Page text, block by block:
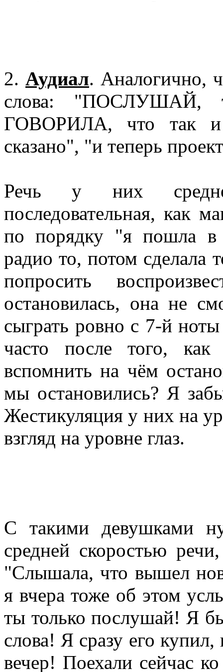
2. Аудиал. Аналогично,
слова: "ПОСЛУШАЙ,
ГОВОРИЛА, что так
сказано", "и теперь
Речь у них
последовательная, как
по порядку "я пошла в
радио то, потом сделала
попросить
остановилась, она не
сыграть ровно с 7-й
часто после того,
вспомнить на чём
мы остановились? Я
Жестикуляция у них на
взгляд на уровне глаз.
С такими девушками
средней скоростью
"Слышала, что вышел
я вчера тоже об этом
ты только послушай! Я
слова! Я сразу его
вечер! Поехали сейчас